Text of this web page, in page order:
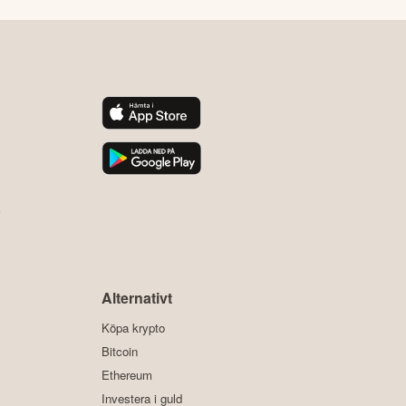
Alternativt
Köpa krypto
Bitcoin
Ethereum
Investera i guld